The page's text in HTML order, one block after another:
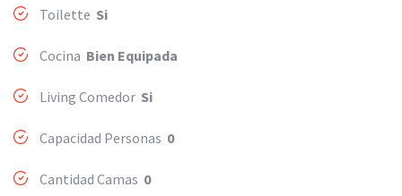
Toilette Si
Cocina Bien Equipada
Living Comedor Si
Capacidad Personas 0
Cantidad Camas 0